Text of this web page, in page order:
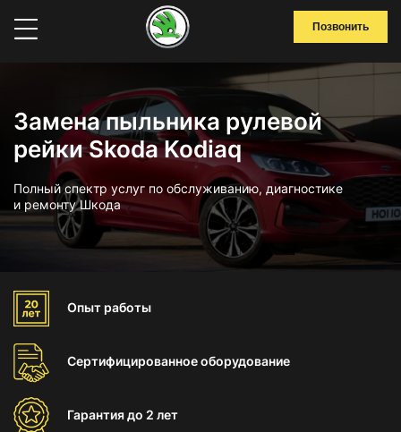
Позвонить
Замена пыльника рулевой
рейки Skoda Kodiaq
Полный спектр услуг по обслуживанию, диагностике
и ремонту Шкода
Опыт работы
Сертифицированноеоборудование
Гарантиядо 2 лет